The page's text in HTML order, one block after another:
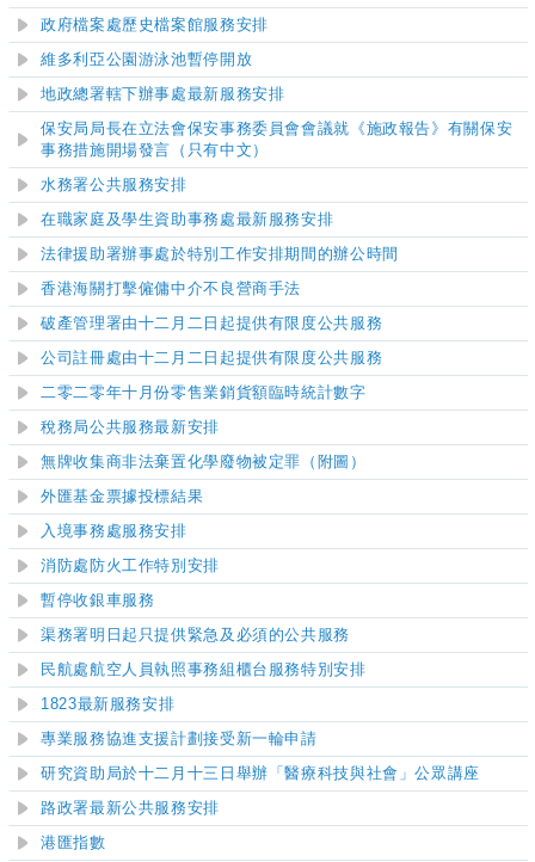
政府檔案處歷史檔案館服務安排
維多利亞公園游泳池暫停開放
地政總署轄下辦事處最新服務安排
保安局局長在立法會保安事務委員會會議就《施政報告》有關保安
事務措施開場發言（只有中文）
水務署公共服務安排
在職家庭及學生資助事務處最新服務安排
法律援助署辦事處於特別工作安排期間的辦公時間
香港海關打擊僱傭中介不良營商手法
破產管理署由十二月二日起提供有限度公共服務
公司註冊處由十二月二日起提供有限度公共服務
二零二零年十月份零售業銷貨額臨時統計數字
稅務局公共服務最新安排
無牌收集商非法棄置化學廢物被定罪（附圖）
外匯基金票據投標結果
入境事務處服務安排
消防處防火工作特別安排
暫停收銀車服務
渠務署明日起只提供緊急及必須的公共服務
民航處航空人員執照事務組櫃台服務特別安排
1823最新服務安排
專業服務協進支援計劃接受新一輪申請
研究資助局於十二月十三日舉辦「醫療科技與社會」公眾講座
路政署最新公共服務安排
港匯指數